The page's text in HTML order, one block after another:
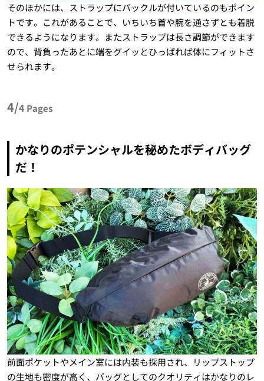
そのほかには、ストラップにバックルが付いているのもポイン
トです。これがあることで、いちいち首や腕を通さずとも着脱
できるようになります。またストラップは長さ調節ができます
ので、背負ったあとに端をグイッとひっぱれば体にフィットさ
せられます。
4/4 Pages
かなりのポテンシャルを秘めたボディバッグ
だ！
前面ポケットやメイン室には内装も採用され、リップストップ
の生地も密度が高く、バッグとしてのクオリティはかなりのレ